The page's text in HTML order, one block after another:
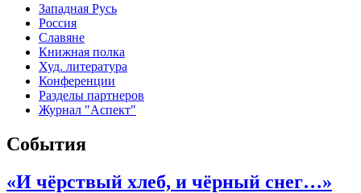
Западная Русь
Россия
Славяне
Книжная полка
Худ. литература
Конференции
Разделы партнеров
Журнал "Аспект"
События
«И чёрствый хлеб, и чёрный снег…»